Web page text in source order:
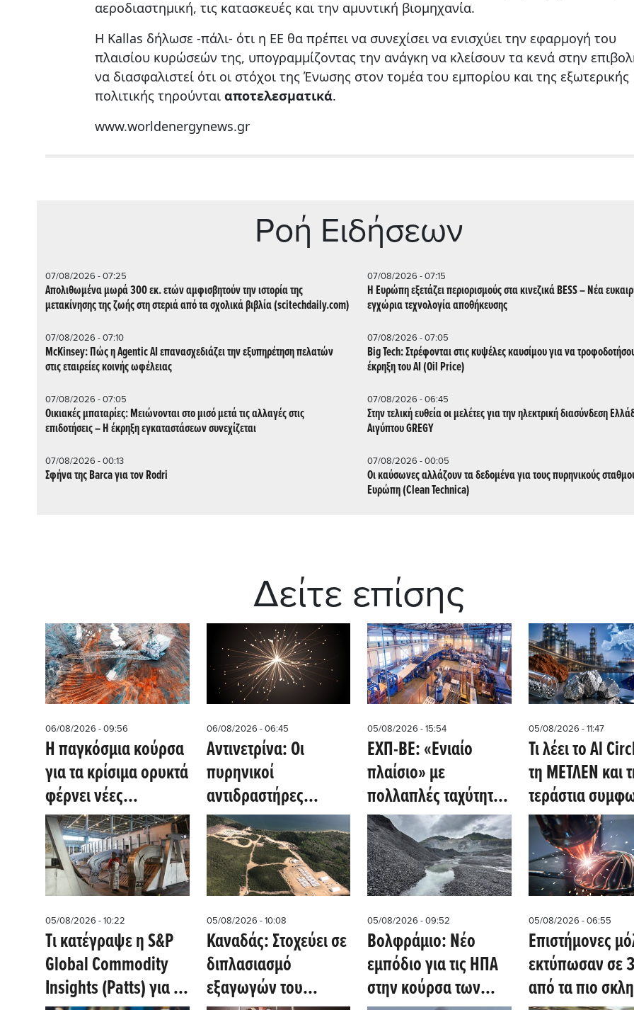
αεροδιαστημική, τις κατασκευές και την αμυντική βιομηχανία.
Η Kallas δήλωσε -πάλι- ότι η ΕΕ θα πρέπει να συνεχίσει να ενισχύει την εφαρμογή του
πλαισίου κυρώσεών της, υπογραμμίζοντας την ανάγκη να κλείσουν τα κενά στην
να διασφαλιστεί ότι οι στόχοι της Ένωσης στον τομέα του εμπορίου και της εξωτερικής
πολιτικής τηρούνται αποτελεσματικά.
www.worldenergynews.gr
Ρoή Ειδήσεων
07/08/2026 - 07:25
Απολιθωμένα μωρά 300 εκ. ετών αμφισβητούν την ιστορία της
μετακίνησης της ζωής στη στεριά από τα σχολικά βιβλία (scitechdaily.com)
07/08/2026 - 07:15
Η Ευρώπη εξετάζει περιορισμούς στα κινεζικά BESS – Νέα
εγχώρια τεχνολογία αποθήκευσης
07/08/2026 - 07:10
McKinsey: Πώς η Agentic AI επανασχεδιάζει την εξυπηρέτηση πελατών
στις εταιρείες κοινής ωφέλειας
07/08/2026 - 07:05
Big Tech: Στρέφονται στις κυψέλες καυσίμου για να
έκρηξη του AI (Oil Price)
07/08/2026 - 07:05
Οικιακές μπαταρίες: Μειώνονται στο μισό μετά τις αλλαγές στις
επιδοτήσεις – Η έκρηξη εγκαταστάσεων συνεχίζεται
07/08/2026 - 06:45
Στην τελική ευθεία οι μελέτες για την ηλεκτρική διασύνδεση
Αιγύπτου GREGY
07/08/2026 - 00:13
Σφήνα της Barca για τον Rodri
07/08/2026 - 00:05
Οι καύσωνες αλλάζουν τα δεδομένα για τους πυρηνικούς
Ευρώπη (Clean Technica)
Δείτε επίσης
06/08/2026 - 09:56
Η παγκόσμια κούρσα
για τα κρίσιμα ορυκτά
φέρνει νέες
επενδύσεις στο
Μαλάουι
06/08/2026 - 06:45
Αντινετρίνα: Οι
πυρηνικοί
αντιδραστήρες
συνεχίζουν να
«μιλούν» μετά το
κλείσιμό τους
05/08/2026 - 15:54
ΕΧΠ-ΒΕ: «Ενιαίο
πλαίσιο» με
πολλαπλές ταχύτητες
- Η μάχη για το άρθρο
10.3.ε
05/08/2026 - 11:47
Τι λέει το Al
τη ΜΕΤΛΕΝ και
τεράστια
προμήθειας
στις ΗΠΑ
05/08/2026 - 10:22
Tι κατέγραψε η S&P
Global Commodity
Insights (Patts) για το
05/08/2026 - 10:08
Καναδάς: Στοχεύει σε
διπλασιασμό
εξαγωγών του
05/08/2026 - 09:52
Βολφράμιο: Νέο
εμπόδιο για τις ΗΠΑ
στην κούρσα των
05/08/2026 - 06:55
Επιστήμονες
εκτύπωσαν σε
από τα πιο